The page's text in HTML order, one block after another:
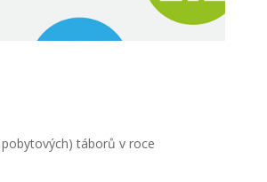
táborů v roce